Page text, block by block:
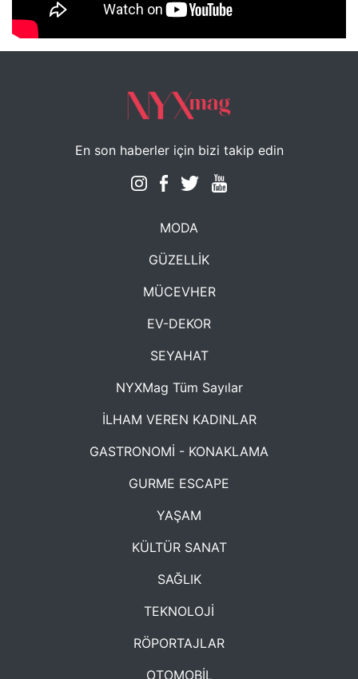
NYXmag 2. Yaş Kutlama Etkinliği
En son haberler için bizi takip edin
MODA
GÜZELLİK
MÜCEVHER
EV-DEKOR
SEYAHAT
NYXMag Tüm Sayılar
İLHAM VEREN KADINLAR
GASTRONOMİ - KONAKLAMA
GURME ESCAPE
YAŞAM
KÜLTÜR SANAT
SAĞLIK
TEKNOLOJİ
RÖPORTAJLAR
OTOMOBİL